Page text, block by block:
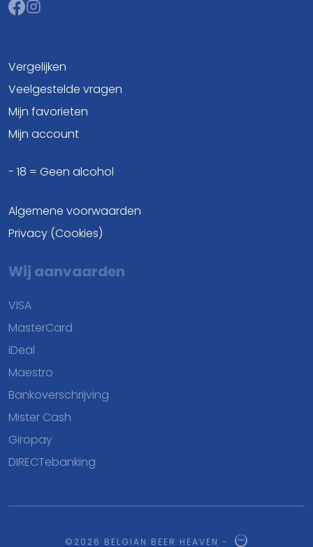
Vergelijken
Veelgestelde vragen
Mijn favorieten
Mijn account
- 18 = Geen alcohol
Algemene voorwaarden
Privacy (Cookies)
Wij aanvaarden
VISA
MasterCard
iDeal
Maestro
Bankoverschrijving
Mister Cash
Giropay
DIRECTebanking
©2026 BELGIAN BEER HEAVEN -